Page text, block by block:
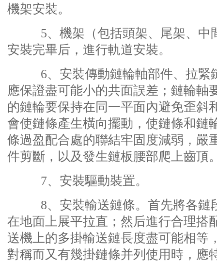
機架安裝。
5、機架（包括頭架、尾架、中
安裝完畢后，進行軌道安裝。
6、安裝傳動鏈輪軸部件、拉緊
應保證盡可能小的共面誤差；鏈輪軸
的鏈輪要保持在同一平面內避免歪斜
會使鏈條產生橫向擺動，使鏈條和鏈
條過盈配合處的聯結牢固度減弱，嚴
件剪斷，以及發生鏈板腰部爬上齒頂
7、安裝驅動裝置。
8、安裝輸送鏈條。首先將各鏈
在地面上展平拉直；然后進行合理搭
送機上的多掛輸送鏈長度盡可能相等
對稱而又有幾掛鏈條并列使用時，應